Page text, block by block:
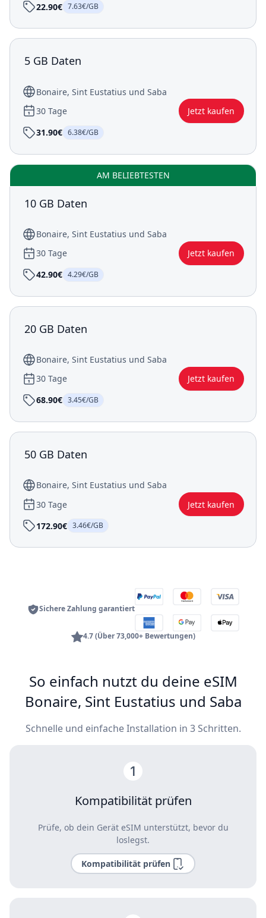
22.90€ 7.63€/GB
5 GB Daten
Bonaire, Sint Eustatius und Saba
30 Tage
Jetzt kaufen
31.90€ 6.38€/GB
AM BELIEBTESTEN
10 GB Daten
Bonaire, Sint Eustatius und Saba
30 Tage
Jetzt kaufen
42.90€ 4.29€/GB
20 GB Daten
Bonaire, Sint Eustatius und Saba
30 Tage
Jetzt kaufen
68.90€ 3.45€/GB
50 GB Daten
Bonaire, Sint Eustatius und Saba
30 Tage
Jetzt kaufen
172.90€ 3.46€/GB
Sichere Zahlung garantiert
4.7 (Über 73,000+ Bewertungen)
So einfach nutzt du deine eSIM
Bonaire, Sint Eustatius und Saba
Schnelle und einfache Installation in 3 Schritten.
Kompatibilität prüfen
Prüfe, ob dein Gerät eSIM unterstützt, bevor du
loslegst.
Kompatibilität prüfen